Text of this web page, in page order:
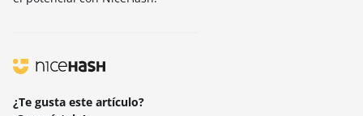
¿Te gusta este artículo?